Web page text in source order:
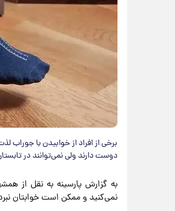
برخی از افراد از خوابیدن با جوراب
دوست دارند ولی نمی‌توانند در
به گزارش پارسینه به نقل از
نمی‌کنید و ممکن است خوابتان